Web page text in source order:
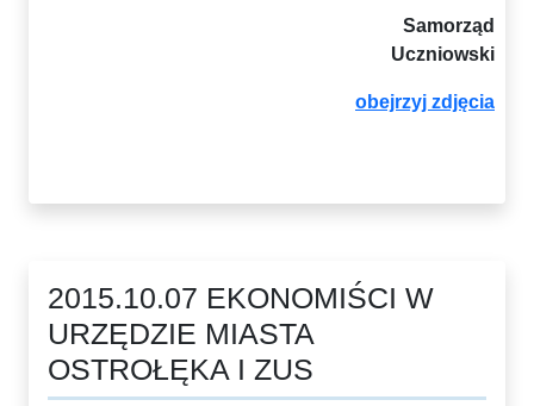
Samorząd
Uczniowski
obejrzyj zdjęcia
2015.10.07 EKONOMIŚCI W
URZĘDZIE MIASTA
OSTROŁĘKA I ZUS